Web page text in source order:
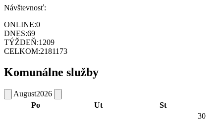
Návštevnosť:
ONLINE:0
DNES:69
TÝŽDEŇ:1209
CELKOM:2181173
Komunálne služby
August2026
Po
Ut St
30